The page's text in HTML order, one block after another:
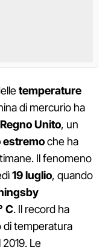
temperature
di mercurio ha
Regno Unito, un
estremoche ha
Il fenomeno
19 luglio, quando
C. Il record ha
di temperatura
Le